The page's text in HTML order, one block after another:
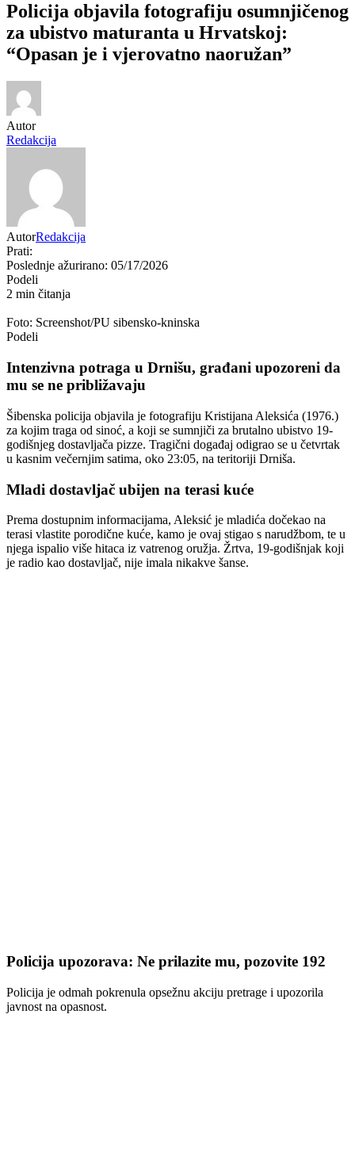
Policija objavila fotografiju osumnjičenog
za ubistvo maturanta u Hrvatskoj:
“Opasan je i vjerovatno naoružan”
Autor
Redakcija
AutorRedakcija
Prati:
Poslednje ažurirano: 05/17/2026
Podeli
2 min čitanja
Foto: Screenshot/PU sibensko-kninska
Podeli
Intenzivna potraga u Drnišu, građani upozoreni da
mu se ne približavaju
Šibenska policija objavila je fotografiju Kristijana Aleksića (1976.)
za kojim traga od sinoć, a koji se sumnjiči za brutalno ubistvo 19-
godišnjeg dostavljača pizze. Tragični događaj odigrao se u četvrtak
u kasnim večernjim satima, oko 23:05, na teritoriji Drniša.
Mladi dostavljač ubijen na terasi kuće
Prema dostupnim informacijama, Aleksić je mladića dočekao na
terasi vlastite porodične kuće, kamo je ovaj stigao s narudžbom, te u
njega ispalio više hitaca iz vatrenog oružja. Žrtva, 19-godišnjak koji
je radio kao dostavljač, nije imala nikakve šanse.
Policija upozorava: Ne prilazite mu, pozovite 192
Policija je odmah pokrenula opsežnu akciju pretrage i upozorila
javnost na opasnost.